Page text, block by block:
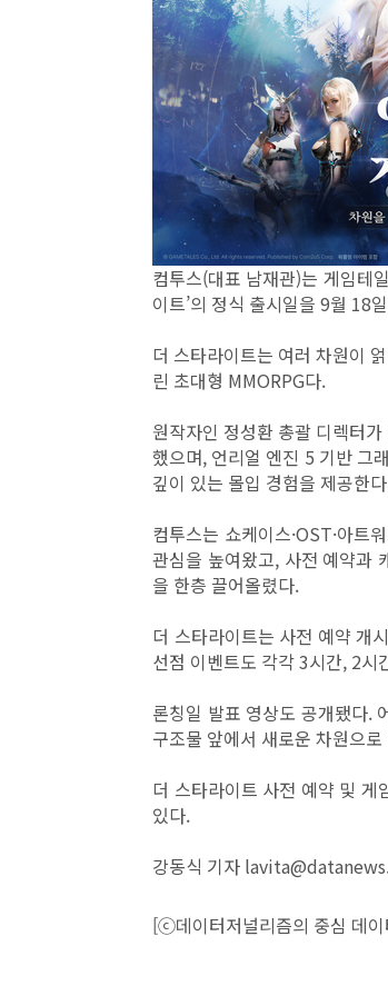
컴투스(대표 남재관)는 게임테
이트’의 정식 출시일을 9월 18
더 스타라이트는 여러 차원이
린 초대형 MMORPG다.
원작자인 정성환 총괄 디렉터
했으며, 언리얼 엔진 5 기반 그
깊이 있는 몰입 경험을 제공한
컴투스는 쇼케이스·OST·아트
관심을 높여왔고, 사전 예약과
을 한층 끌어올렸다.
더 스타라이트는 사전 예약 개
선점 이벤트도 각각 3시간, 2시
론칭일 발표 영상도 공개됐다.
구조물 앞에서 새로운 차원으
더 스타라이트 사전 예약 및 게
있다.
강동식 기자
[ⓒ데이터저널리즘의 중심 데